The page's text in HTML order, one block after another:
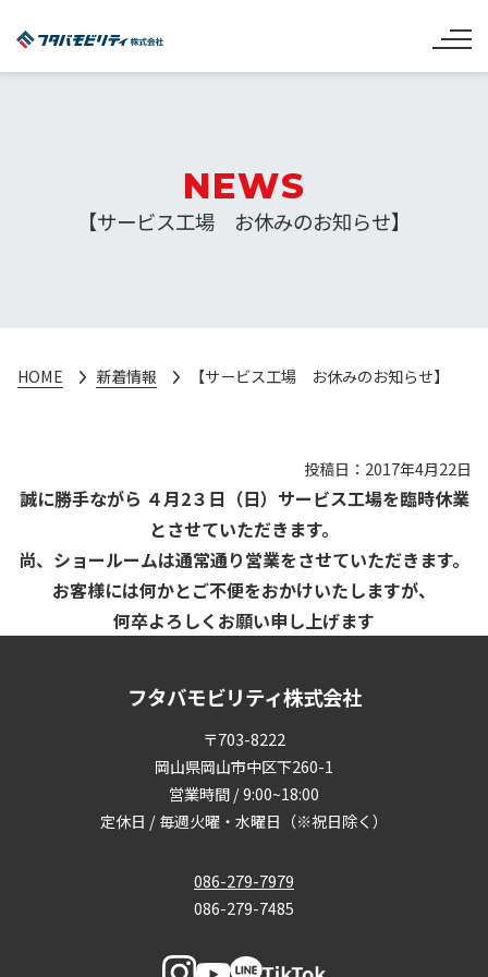
NEWS
【サービス工場 お休みのお知らせ】
HOME 新着情報 【サービス工場 お休みのお知らせ】
投稿日：2017年4月22日
誠に勝手ながら ４月2３日（日）サービス工場を臨時休業
とさせていただきます。
尚、ショールームは通常通り営業をさせていただきます。
お客様には何かとご不便をおかけいたしますが、
何卒よろしくお願い申し上げます
フタバモビリティ株式会社
〒703-8222
岡山県岡山市中区下260-1
営業時間 / 9:00~18:00
定休日 / 毎週火曜・水曜日（※祝日除く）
086-279-7979
086-279-7485